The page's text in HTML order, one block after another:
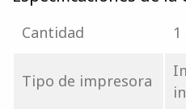
Cantidad
Tipo de impresora